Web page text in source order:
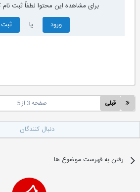
برای مشاهده این محتوا لطفاً ثبت نام
ورود
ثبت نام
قبلی صفحه 3 از 5
دنبال کنندگان
رفتن به فهرست موضوع ها